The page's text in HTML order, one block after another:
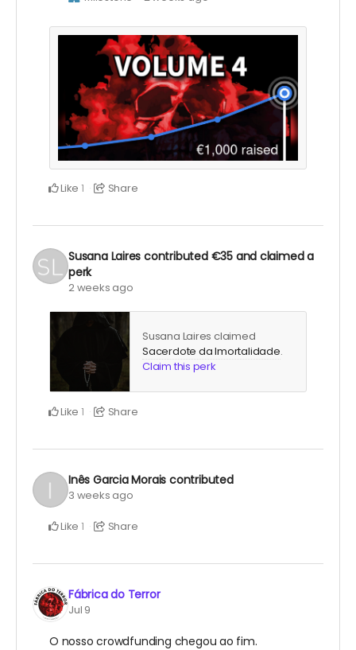
Like 1 Share
Susana Laires contributed €35and claimed a
perk
2 weeks ago
Susana Laires claimed
Sacerdote da Imortalidade.
Claim this perk
Like 1 Share
Inês Garcia Morais contributed
3 weeks ago
Like 1 Share
Fábrica do Terror
Jul 9
O nosso crowdfunding chegou ao fim.